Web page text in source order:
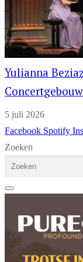
Yulianna
5 juli 2026
Facebook Spotify
Zoeken